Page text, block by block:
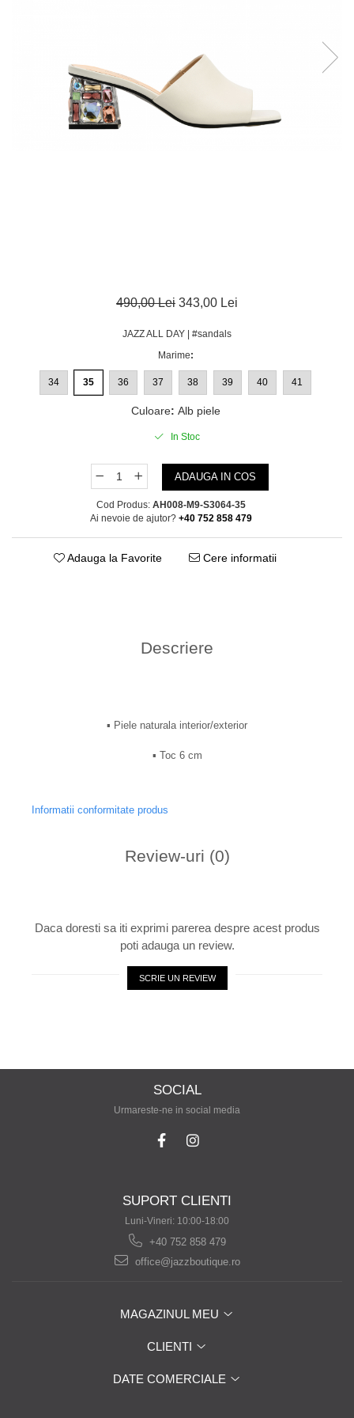
490,00 Lei 343,00 Lei
JAZZ ALL DAY | #sandals
Marime:
34 35 36 37 38 39 40 41
Culoare: Alb piele
In Stoc
ADAUGA IN COS
Cod Produs: AH008-M9-S3064-35
Ai nevoie de ajutor? +40 752 858 479
Adauga la Favorite Cere informatii
Descriere
▪︎ Piele naturala interior/exterior
▪︎ Toc 6 cm
Informatii conformitate produs
Review-uri (0)
Daca doresti sa iti exprimi parerea despre acest produs
poti adauga un review.
SCRIE UN REVIEW
SOCIAL
Urmareste-ne in social media
SUPORT CLIENTI
Luni-Vineri: 10:00-18:00
+40 752 858 479
office@jazzboutique.ro
MAGAZINUL MEU
CLIENTI
DATE COMERCIALE